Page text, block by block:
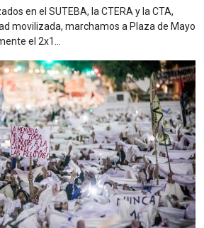
en el SUTEBA, la CTERA y la CTA,
movilizada, marchamos a Plaza de Mayo
el 2x1...